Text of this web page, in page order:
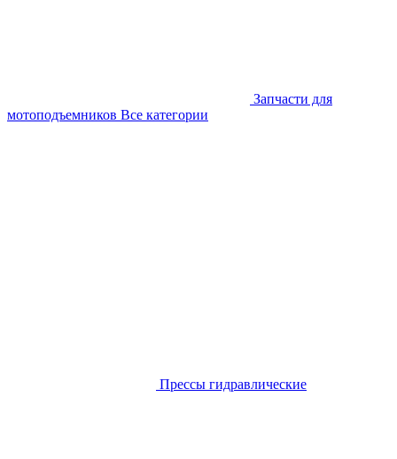
Запчасти для
мотоподъемников Все категории
Прессы гидравлические